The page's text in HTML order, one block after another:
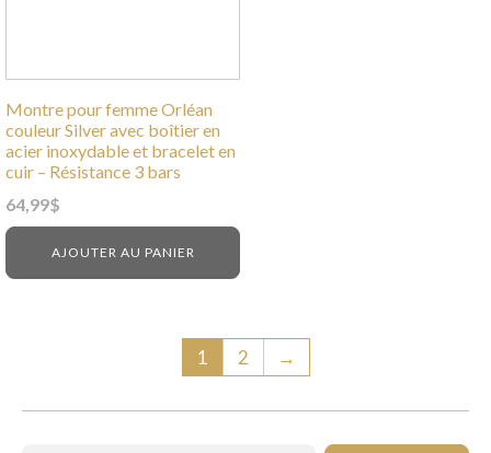
Montre pour femme Orléan
couleur Silver avec boîtier en
acier inoxydable et bracelet en
cuir – Résistance 3 bars
64,99$
AJOUTER AU PANIER
1 2 →